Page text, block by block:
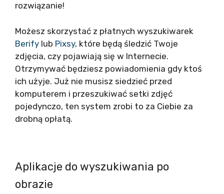
rozwiązanie!
Możesz skorzystać z płatnych wyszukiwarek
Berify lub Pixsy, które będą śledzić Twoje
zdjęcia, czy pojawiają się w Internecie.
Otrzymywać będziesz powiadomienia gdy ktoś
ich użyje. Już nie musisz siedzieć przed
komputerem i przeszukiwać setki zdjęć
pojedynczo, ten system zrobi to za Ciebie za
drobną opłatą.
Aplikacje do wyszukiwania po
obrazie